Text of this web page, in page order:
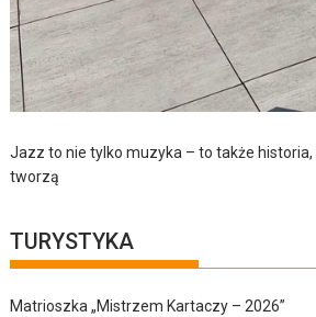
Jazz to nie tylko muzyka – to także historia,
tworzą
TURYSTYKA
Matrioszka „Mistrzem Kartaczy – 2026”